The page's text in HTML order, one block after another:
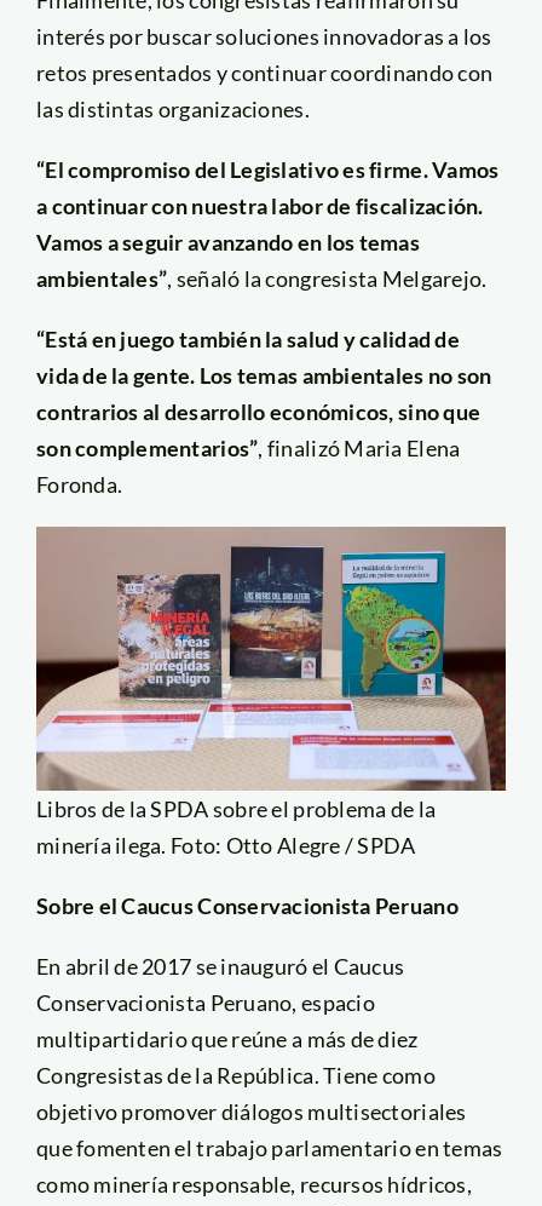
interés por buscar soluciones innovadoras a los
retos presentados y continuar coordinando con
las distintas organizaciones.
“El compromiso del Legislativo es firme. Vamos
a continuar con nuestra labor de fiscalización.
Vamos a seguir avanzando en los temas
ambientales”, señaló la congresista Melgarejo.
“Está en juego también la salud y calidad de
vida de la gente. Los temas ambientales no son
contrarios al desarrollo económicos, sino que
son complementarios”, finalizó Maria Elena
Foronda.
Libros de la SPDA sobre el problema de la
minería ilega. Foto: Otto Alegre / SPDA
Sobre el Caucus Conservacionista Peruano
En abril de 2017 se inauguró el Caucus
Conservacionista Peruano, espacio
multipartidario que reúne a más de diez
Congresistas de la República. Tiene como
objetivo promover diálogos multisectoriales
que fomenten el trabajo parlamentario en temas
como minería responsable, recursos hídricos,